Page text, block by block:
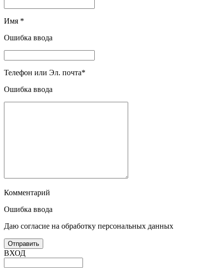
Имя *
Ошибка ввода
Телефон или Эл. почта*
Ошибка ввода
Комментарий
Ошибка ввода
Даю согласие на обработку персональных данных
ВХОД